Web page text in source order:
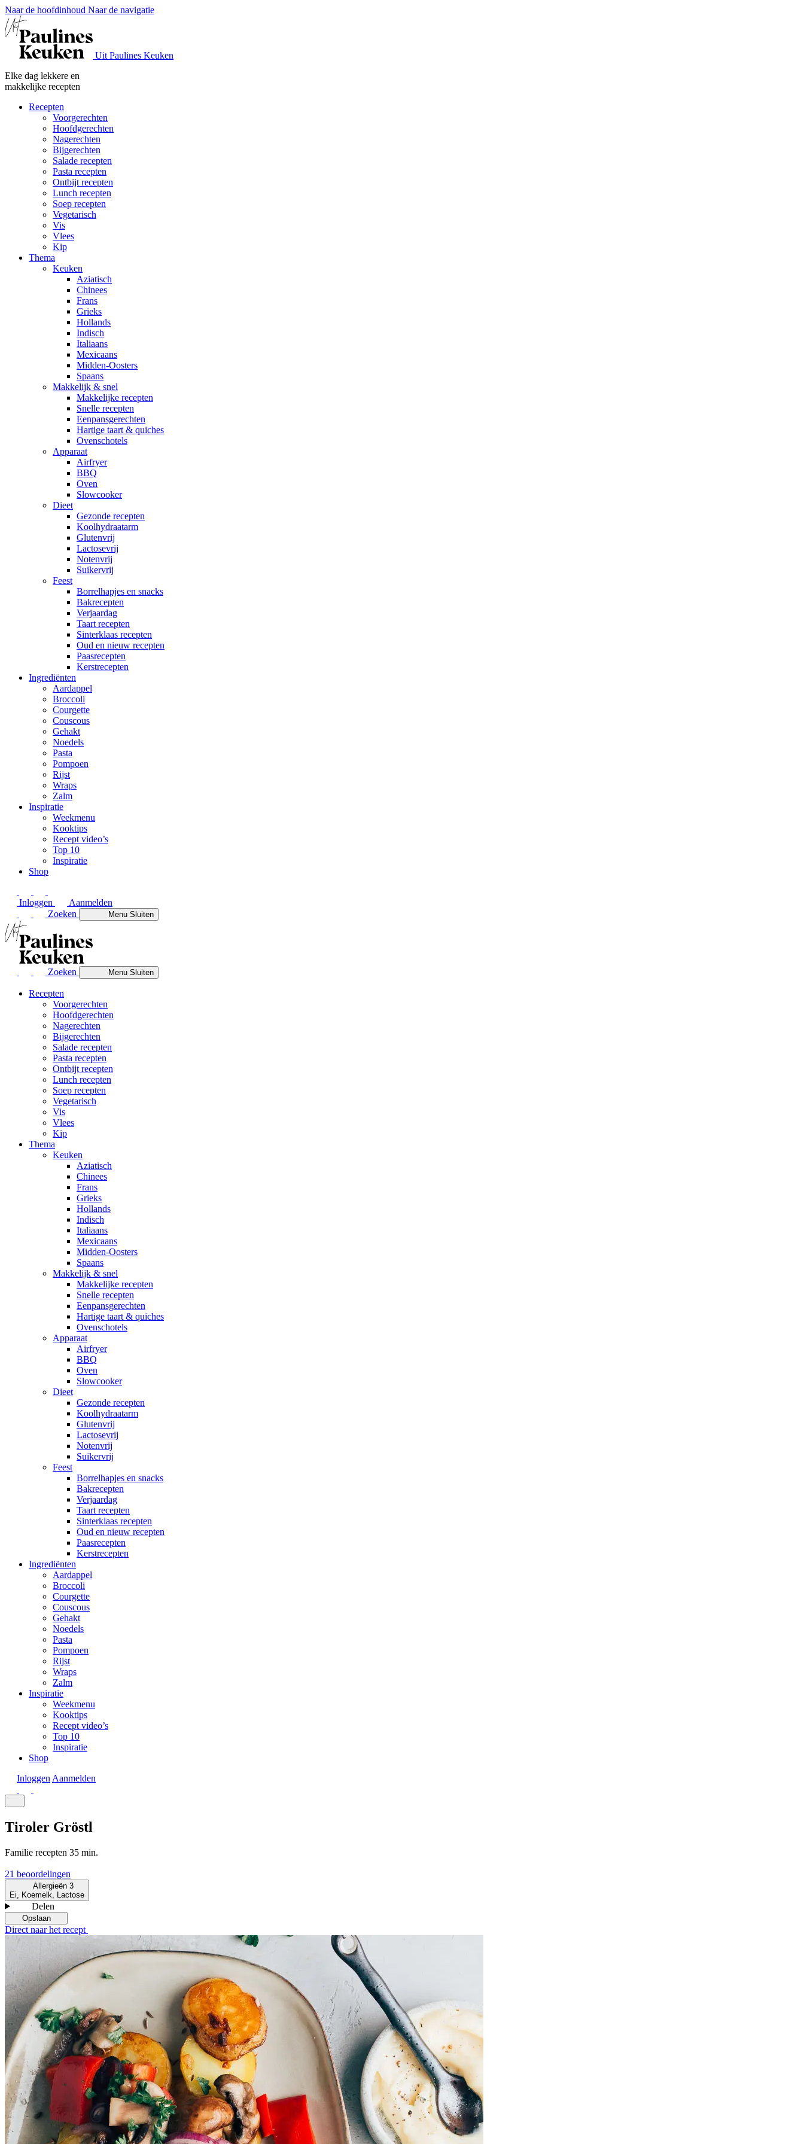
Naar de hoofdinhoud Naar de navigatie
Uit Paulines Keuken
Elke dag lekkere en
makkelijke recepten
Recepten
Voorgerechten
Hoofdgerechten
Nagerechten
Bijgerechten
Salade recepten
Pasta recepten
Ontbijt recepten
Lunch recepten
Soep recepten
Vegetarisch
Vis
Vlees
Kip
Thema
Keuken
Aziatisch
Chinees
Frans
Grieks
Hollands
Indisch
Italiaans
Mexicaans
Midden-Oosters
Spaans
Makkelijk & snel
Makkelijke recepten
Snelle recepten
Eenpansgerechten
Hartige taart & quiches
Ovenschotels
Apparaat
Airfryer
BBQ
Oven
Slowcooker
Dieet
Gezonde recepten
Koolhydraatarm
Glutenvrij
Lactosevrij
Notenvrij
Suikervrij
Feest
Borrelhapjes en snacks
Bakrecepten
Verjaardag
Taart recepten
Sinterklaas recepten
Oud en nieuw recepten
Paasrecepten
Kerstrecepten
Ingrediënten
Aardappel
Broccoli
Courgette
Couscous
Gehakt
Noedels
Pasta
Pompoen
Rijst
Wraps
Zalm
Inspiratie
Weekmenu
Kooktips
Recept video’s
Top 10
Inspiratie
Shop
Inloggen
Aanmelden
Zoeken
MenuSluiten
Zoeken MenuSluiten
Recepten
Voorgerechten
Hoofdgerechten
Nagerechten
Bijgerechten
Salade recepten
Pasta recepten
Ontbijt recepten
Lunch recepten
Soep recepten
Vegetarisch
Vis
Vlees
Kip
Thema
Keuken
Aziatisch
Chinees
Frans
Grieks
Hollands
Indisch
Italiaans
Mexicaans
Midden-Oosters
Spaans
Makkelijk & snel
Makkelijke recepten
Snelle recepten
Eenpansgerechten
Hartige taart & quiches
Ovenschotels
Apparaat
Airfryer
BBQ
Oven
Slowcooker
Dieet
Gezonde recepten
Koolhydraatarm
Glutenvrij
Lactosevrij
Notenvrij
Suikervrij
Feest
Borrelhapjes en snacks
Bakrecepten
Verjaardag
Taart recepten
Sinterklaas recepten
Oud en nieuw recepten
Paasrecepten
Kerstrecepten
Ingrediënten
Aardappel
Broccoli
Courgette
Couscous
Gehakt
Noedels
Pasta
Pompoen
Rijst
Wraps
Zalm
Inspiratie
Weekmenu
Kooktips
Recept video’s
Top 10
Inspiratie
Shop
Inloggen Aanmelden
Tiroler Gröstl
Familie recepten 35 min.
21 beoordelingen
Allergieën 3
Ei, Koemelk, Lactose
Delen
Opslaan
Direct naar het recept